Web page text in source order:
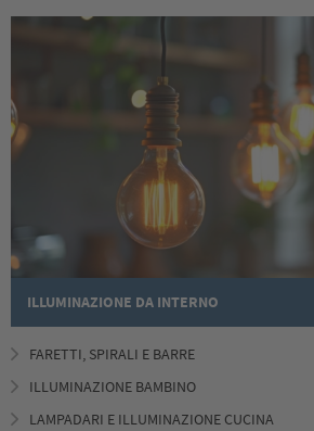
ILLUMINAZIONE DA INTERNO
FARETTI, SPIRALI E BARRE
ILLUMINAZIONE BAMBINO
LAMPADARI E ILLUMINAZIONE CUCINA